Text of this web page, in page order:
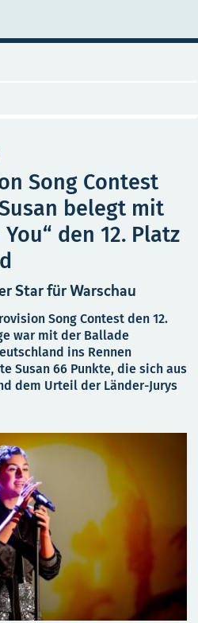
Song Contest
belegt mit
den 12. Platz
Star für Warschau
Song Contest den 12.
war mit der Ballade
ins Rennen
Susan 66 Punkte, die sich aus
dem Urteil der Länder-Jurys